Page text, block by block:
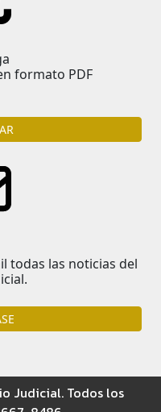
formato PDF
todas las noticias del
Judicial. Todos los